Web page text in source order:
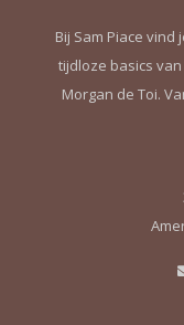
Bij Sam Piace
tijdloze basics
Morgan de Toi.